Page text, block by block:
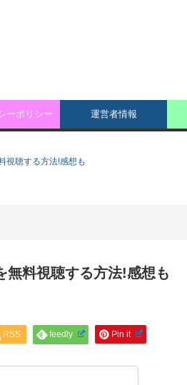
ーポリシー 運営者情報
視聴する方法!感想も
無料視聴する方法!感想も
RSS feedly Pin it